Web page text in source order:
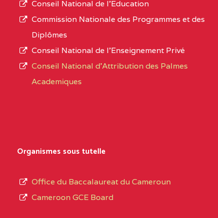
CENTRE
COLLEGE PRIVE LAIC LE
YDE
CENTRE
CENTRE
COLLEGE ONANA
L’offre
d’éducation
de
Conseil National de l’Education
Commission Nationale des Programmes et des
Diplômes
Conseil National de l’Enseignement Privé
Conseil National d'Attribution des Palmes
Academiques
Organismes sous tutelle
Office du Baccalaureat du Cameroun
Cameroon GCE Board